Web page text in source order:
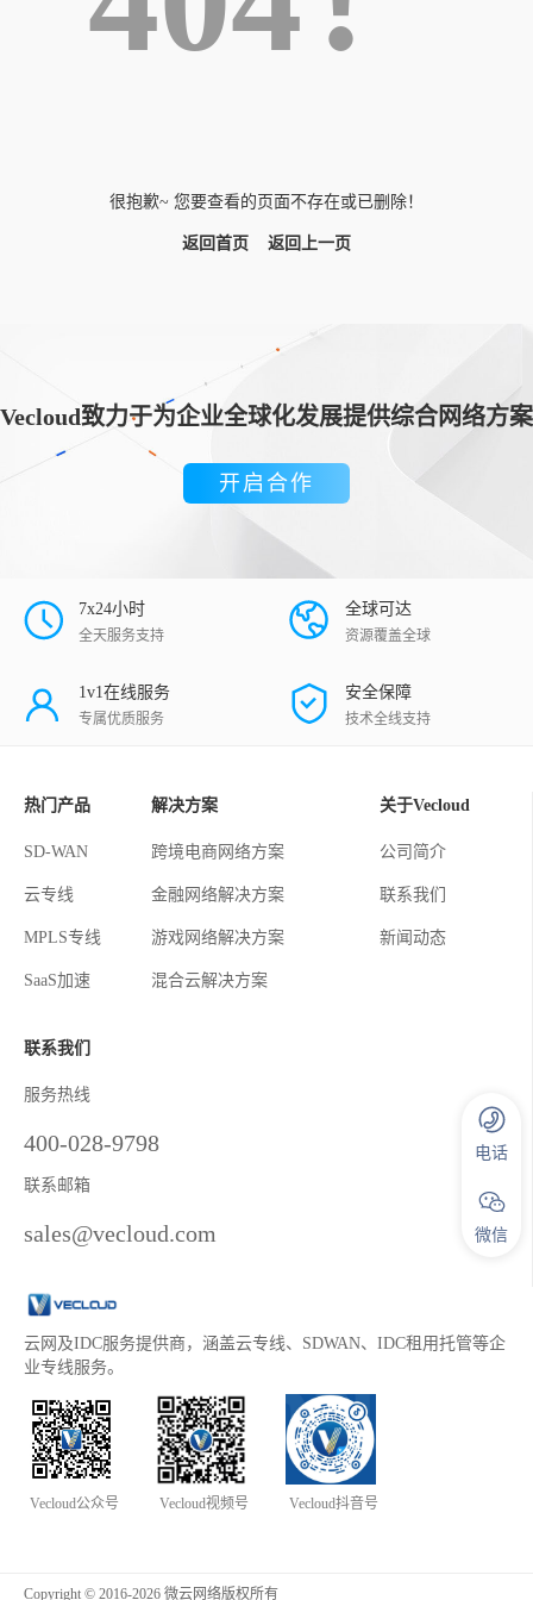
很抱歉~ 您要查看的页面不存在或已删除！
返回首页 返回上一页
Vecloud致力于为企业全球化发展提供综合网络方案
开启合作
7x24小时
全天服务支持
全球可达
资源覆盖全球
1v1在线服务
专属优质服务
安全保障
技术全线支持
热门产品
SD-WAN
云专线
MPLS专线
SaaS加速
解决方案
跨境电商网络方案
金融网络解决方案
游戏网络解决方案
混合云解决方案
关于Vecloud
公司简介
联系我们
新闻动态
联系我们
服务热线
400-028-9798
联系邮箱
sales@vecloud.com
云网及IDC服务提供商，涵盖云专线、SDWAN、IDC租用托管等企
业专线服务。
Vecloud公众号 Vecloud视频号 Vecloud抖音号
Copyright © 2016-2026 微云网络版权所有
电话
微信